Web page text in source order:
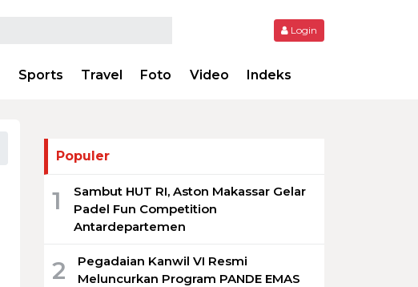
Login
Sports Travel Foto Video Indeks
Populer
1
Sambut HUT RI, Aston Makassar Gelar
Padel Fun Competition
Antardepartemen
2
Pegadaian Kanwil VI Resmi
Meluncurkan Program PANDE EMAS